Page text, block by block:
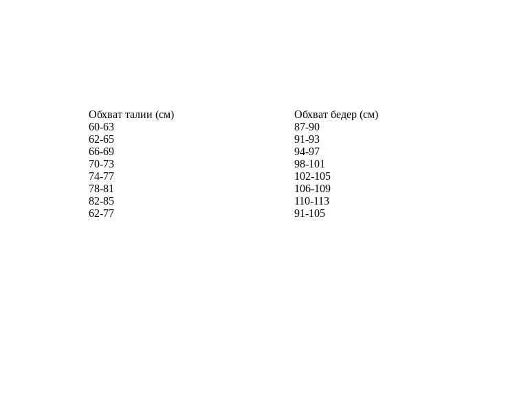
Обхват талии (см)
Обхват бедер (см)
60-63
87-90
62-65
91-93
66-69
94-97
70-73
98-101
74-77
102-105
78-81
106-109
82-85
110-113
62-77
91-105